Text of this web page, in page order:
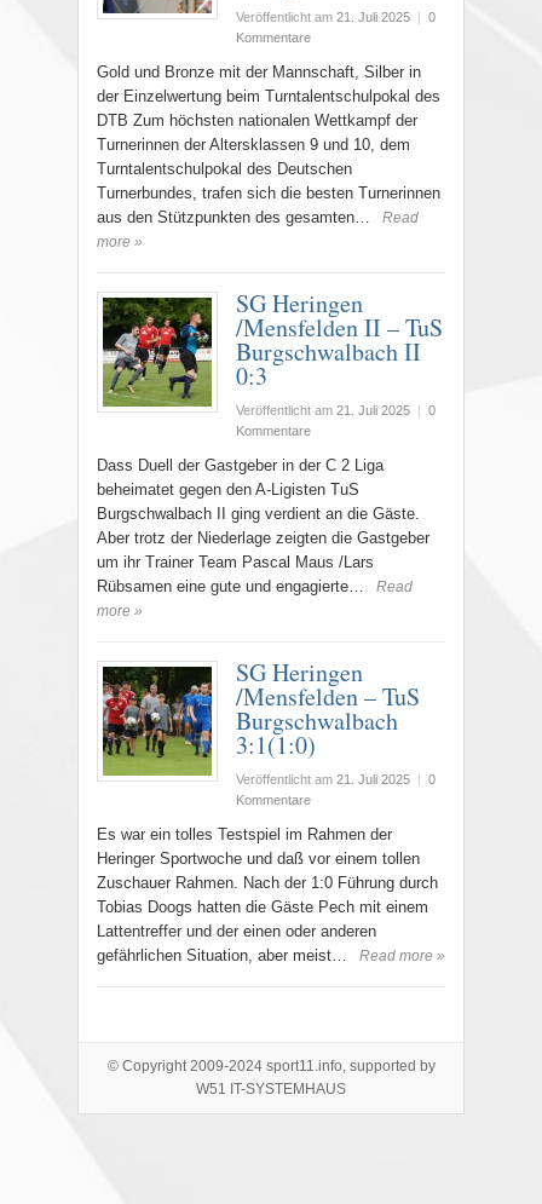
Veröffentlicht am 21. Juli 2025 | 0
Kommentare
Gold und Bronze mit der Mannschaft, Silber in
der Einzelwertung beim Turntalentschulpokal des
DTB Zum höchsten nationalen Wettkampf der
Turnerinnen der Altersklassen 9 und 10, dem
Turntalentschulpokal des Deutschen
Turnerbundes, trafen sich die besten Turnerinnen
aus den Stützpunkten des gesamten…
Read
more »
SG Heringen
/Mensfelden II – TuS
Burgschwalbach II
0:3
Veröffentlicht am 21. Juli 2025 | 0
Kommentare
Dass Duell der Gastgeber in der C 2 Liga
beheimatet gegen den A-Ligisten TuS
Burgschwalbach II ging verdient an die Gäste.
Aber trotz der Niederlage zeigten die Gastgeber
um ihr Trainer Team Pascal Maus /Lars
Rübsamen eine gute und engagierte…
Read
more »
SG Heringen
/Mensfelden – TuS
Burgschwalbach
3:1(1:0)
Veröffentlicht am 21. Juli 2025 | 0
Kommentare
Es war ein tolles Testspiel im Rahmen der
Heringer Sportwoche und daß vor einem tollen
Zuschauer Rahmen. Nach der 1:0 Führung durch
Tobias Doogs hatten die Gäste Pech mit einem
Lattentreffer und der einen oder anderen
gefährlichen Situation, aber meist…
Read more »
© Copyright 2009-2024 sport11.info, supported by
W51 IT-SYSTEMHAUS